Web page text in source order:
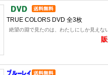
TRUE COLORS DVD 全3枚
絶望の淵で見たのは、わたしにしか見えな